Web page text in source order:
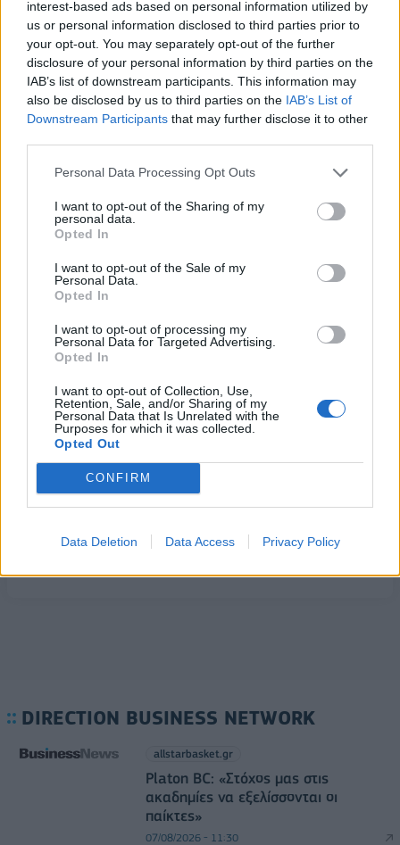
interest-based ads based on personal information utilized by
us or personal information disclosed to third parties prior to
your opt-out. You may separately opt-out of the further
disclosure of your personal information by third parties on the
IAB’s list of downstream participants. This information may
also be disclosed by us to third parties on the IAB’s List of
Downstream Participants that may further disclose it to other
Personal Data Processing Opt Outs
I want to opt-out of the Sharing of my
personal data.
Opted In
I want to opt-out of the Sale of my
Personal Data.
Opted In
I want to opt-out of processing my
Personal Data for Targeted Advertising.
Opted In
I want to opt-out of Collection, Use,
Retention, Sale, and/or Sharing of my
Personal Data that Is Unrelated with the
Purposes for which it was collected.
Opted Out
CONFIRM
Data Deletion Data Access Privacy Policy
ΔΗΜΟΦΙΛΗ
Χρηματιστήριο: Πτώση κατά 0,59%, στα 320,42
06/08/2026 - 18:10
πετρελαίου και φυσικού αερίου στην Ευρώπη
06/08/2026 - 16:20
ΥΠΑΑΤ: Αποζημιώσεις 38,1 εκατ. ευρώ σε
κτηνοτρόφους για ευλογιά, πανώλη και αφθώδη
πυρετό
06/08/2026 - 15:33 ΟΙΚΟΝΟΜΙΑ
Οι ελληνικές scale-ups επιχειρήσεις στρέφονται
στην ανάπτυξη - Μεγαλύτερη πρόκληση η
προσέλκυση πελατών
της Κάρτας Αγρότη μέσω της ΕΑΕ 2026
DIRECTION BUSINESS NETWORK
allstarbasket.gr
Platon BC: «Στόχος μας στις
ακαδημίες να εξελίσσονται οι
παίκτες»
07/08/2026 - 11:30